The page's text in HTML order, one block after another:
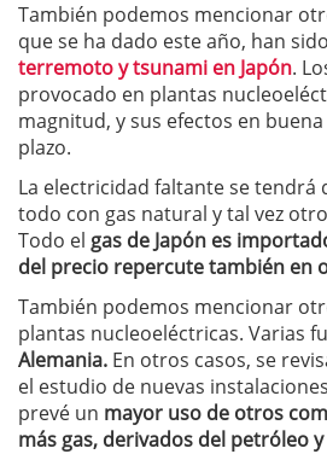
También podemos mencionar
que se ha dado este año, han
terremoto y tsunami en Japón.
provocado en plantas
magnitud, y sus efectos en
plazo.
La electricidad faltante se tendrá
todo con gas natural y tal vez
Todo el gas de Japón es
del precio repercute también en
También podemos mencionar
plantas nucleoeléctricas. Varias
Alemania. En otros casos, se
el estudio de nuevas
prevé un mayor uso de otros
más gas, derivados del petróleo